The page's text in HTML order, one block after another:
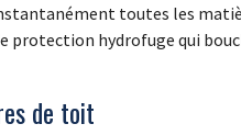
toutes les
hydrofuge qui
de toit